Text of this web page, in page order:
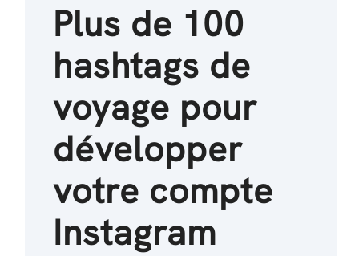
Plus de 100
hashtags de
voyage pour
développer
votre compte
Instagram